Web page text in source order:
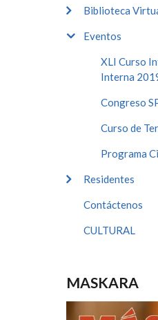
Biblioteca
Eventos
XLI Curso
Interna
Congreso
Curso de
Programa
Residentes
Contáctenos
CULTURAL
MASKARA